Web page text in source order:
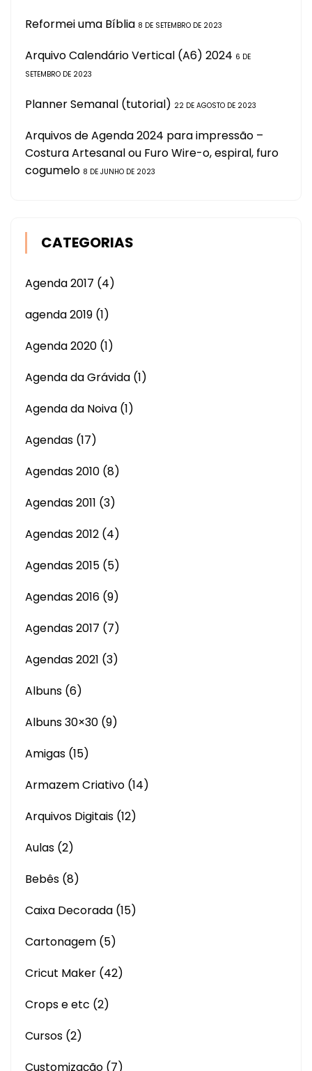
Reformei uma Bíblia 8 DE SETEMBRO DE 2023
Arquivo Calendário Vertical (A6) 2024 6 DE
SETEMBRO DE 2023
Planner Semanal (tutorial) 22 DE AGOSTO DE 2023
Arquivos de Agenda 2024 para impressão –
Costura Artesanal ou Furo Wire-o, espiral, furo
cogumelo 8 DE JUNHO DE 2023
CATEGORIAS
Agenda 2017 (4)
agenda 2019 (1)
Agenda 2020 (1)
Agenda da Grávida (1)
Agenda da Noiva (1)
Agendas (17)
Agendas 2010 (8)
Agendas 2011 (3)
Agendas 2012 (4)
Agendas 2015 (5)
Agendas 2016 (9)
Agendas 2017 (7)
Agendas 2021 (3)
Albuns (6)
Albuns 30×30 (9)
Amigas (15)
Armazem Criativo (14)
Arquivos Digitais (12)
Aulas (2)
Bebês (8)
Caixa Decorada (15)
Cartonagem (5)
Cricut Maker (42)
Crops e etc (2)
Cursos (2)
Customização (7)